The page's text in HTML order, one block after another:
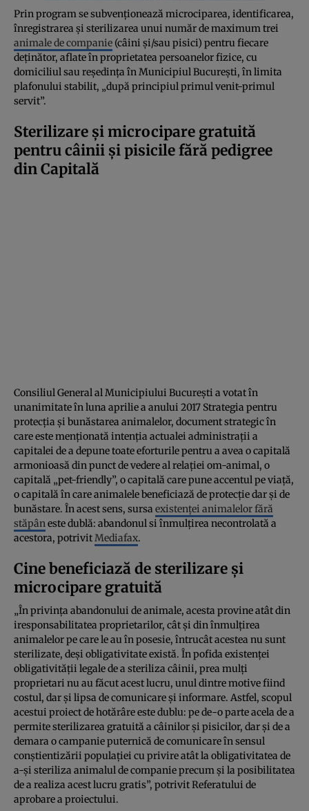
Prin program se subvenționează microciparea, identificarea,
înregistrarea și sterilizarea unui număr de maximum trei
animale de companie (câini și/sau pisici) pentru fiecare
deținător, aflate în proprietatea persoanelor fizice, cu
domiciliul sau reședința în Municipiul București, în limita
plafonului stabilit, „după principiul primul venit-primul
servit”.
Sterilizare și microcipare gratuită
pentru câinii și pisicile fără pedigree
din Capitală
Consiliul General al Municipiului București a votat în
unanimitate în luna aprilie a anului 2017 Strategia pentru
protecția și bunăstarea animalelor, document strategic în
care este menționată intenția actualei administrații a
capitalei de a depune toate eforturile pentru a avea o capitală
armonioasă din punct de vedere al relației om-animal, o
capitală „pet-friendly”, o capitală care pune accentul pe viață,
o capitală în care animalele beneficiază de protecție dar și de
bunăstare. În acest sens, sursa existenței animalelor fără
stăpâneste dublă: abandonul si înmulțirea necontrolată a
acestora, potrivitMediafax.
Cine beneficiază de sterilizare și
microcipare gratuită
„În privința abandonului de animale, acesta provine atât din
iresponsabilitatea proprietarilor, cât și din înmulțirea
animalelor pe care le au în posesie, întrucât acestea nu sunt
sterilizate, deși obligativitate există. În pofida existenței
obligativității legale de a steriliza câinii, prea mulți
proprietari nu au făcut acest lucru, unul dintre motive fiind
costul, dar și lipsa de comunicare și informare. Astfel, scopul
acestui proiect de hotărâre este dublu: pe de-o parte acela de a
permite sterilizarea gratuită a câinilor și pisicilor, dar și de a
demara o campanie puternică de comunicare în sensul
conștientizării populației cu privire atât la obligativitatea de
a-și steriliza animalul de companie precum și la posibilitatea
de a realiza acest lucru gratis”, potrivit Referatului de
aprobare a proiectului.